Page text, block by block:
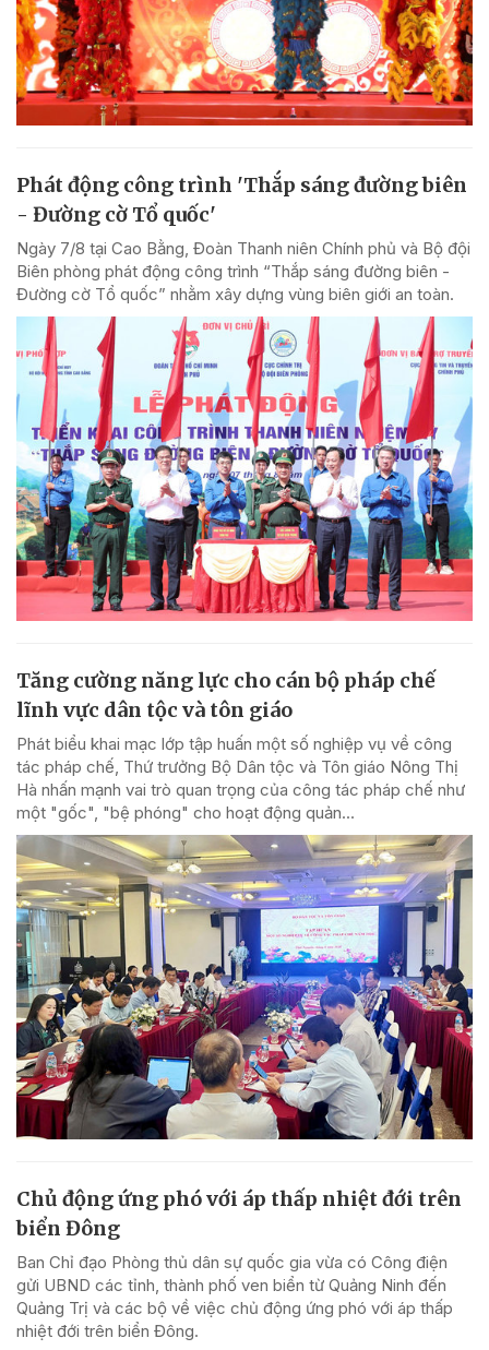
Phát động công trình 'Thắp sáng đường biên
- Đường cờ Tổ quốc'
Ngày 7/8 tại Cao Bằng, Đoàn Thanh niên Chính phủ và Bộ đội
Biên phòng phát động công trình “Thắp sáng đường biên -
Đường cờ Tổ quốc” nhằm xây dựng vùng biên giới an toàn.
Tăng cường năng lực cho cán bộ pháp chế
lĩnh vực dân tộc và tôn giáo
Phát biểu khai mạc lớp tập huấn một số nghiệp vụ về công
tác pháp chế, Thứ trưởng Bộ Dân tộc và Tôn giáo Nông Thị
Hà nhấn mạnh vai trò quan trọng của công tác pháp chế như
một "gốc", "bệ phóng" cho hoạt động quản...
Chủ động ứng phó với áp thấp nhiệt đới trên
biển Đông
Ban Chỉ đạo Phòng thủ dân sự quốc gia vừa có Công điện
gửi UBND các tỉnh, thành phố ven biển từ Quảng Ninh đến
Quảng Trị và các bộ về việc chủ động ứng phó với áp thấp
nhiệt đới trên biển Đông.